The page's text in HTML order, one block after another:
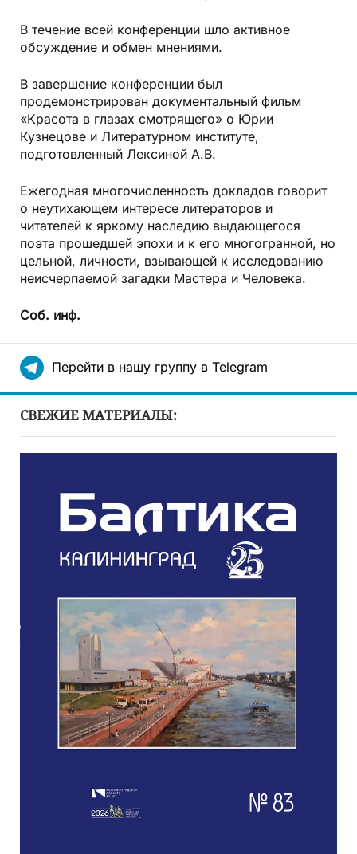
В течение всей конференции шло активное
обсуждение и обмен мнениями.
В завершение конференции был
продемонстрирован документальный фильм
«Красота в глазах смотрящего» о Юрии
Кузнецове и Литературном институте,
подготовленный Лексиной А.В.
Ежегодная многочисленность докладов говорит
о неутихающем интересе литераторов и
читателей к яркому наследию выдающегося
поэта прошедшей эпохи и к его многогранной, но
цельной, личности, взывающей к исследованию
неисчерпаемой загадки Мастера и Человека.
Соб. инф.
Перейти в нашу группу в Telegram
СВЕЖИЕ МАТЕРИАЛЫ: